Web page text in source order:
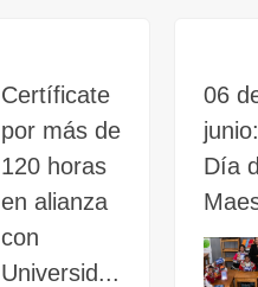
Certíficate
por más de
120 horas
en alianza
con
Universid...
06
Día